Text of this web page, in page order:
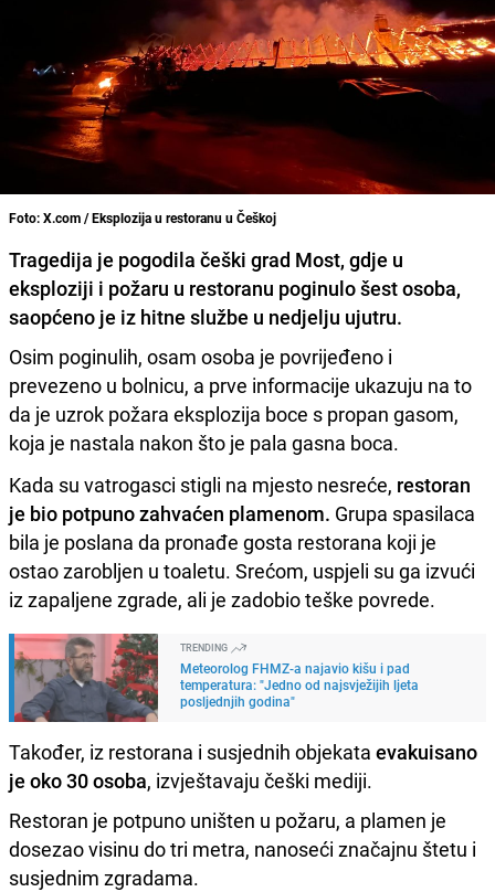
Foto: X.com / Eksplozija u restoranu u Češkoj
Tragedija je pogodila češki grad Most, gdje u
eksploziji i požaru u restoranu poginulo šest osoba,
saopćeno je iz hitne službe u nedjelju ujutru.
Osim poginulih, osam osoba je povrijeđeno i
prevezeno u bolnicu, a prve informacije ukazuju na to
da je uzrok požara eksplozija boce s propan gasom,
koja je nastala nakon što je pala gasna boca.
Kada su vatrogasci stigli na mjesto nesreće, restoran
je bio potpuno zahvaćen plamenom. Grupa spasilaca
bila je poslana da pronađe gosta restorana koji je
ostao zarobljen u toaletu. Srećom, uspjeli su ga izvući
iz zapaljene zgrade, ali je zadobio teške povrede.
TRENDING
Meteorolog FHMZ-a najavio kišu i pad
temperatura: "Jedno od najsvježijih ljeta
posljednjih godina"
Također, iz restorana i susjednih objekata evakuisano
je oko 30 osoba, izvještavaju češki mediji.
Restoran je potpuno uništen u požaru, a plamen je
dosezao visinu do tri metra, nanoseći značajnu štetu i
susjednim zgradama.